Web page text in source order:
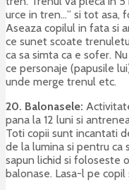
urce in tren…” si tot asa,
Aseaza copilul in fata si
ce sunet scoate
ca sa simta ca e sofer.
ce personaje (papusile
unde merge trenul etc.
20. Balonasele:
pana la 12 luni si
Toti copii sunt incantati
de la lumina si pentru ca
sapun lichid si foloseste
balonase. Lasa-l pe copil